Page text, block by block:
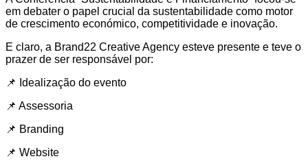
em debater o papel crucial da sustentabilidade como motor
de crescimento económico, competitividade e inovação.
E claro, a Brand22 Creative Agency esteve presente e teve o
prazer de ser responsável por:
📌 Idealização do evento
📌 Assessoria
📌 Branding
📌 Website